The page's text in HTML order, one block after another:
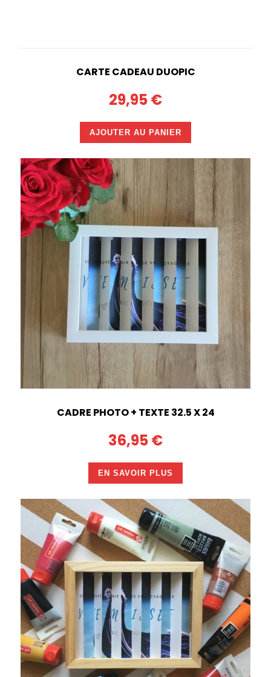
CARTE CADEAU DUOPIC
29,95 €
AJOUTER AU PANIER
CADRE PHOTO + TEXTE 32.5 X 24
36,95 €
EN SAVOIR PLUS